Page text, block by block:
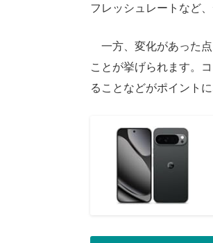
フレッシュレートなど
一方、変化があった点
ことが挙げられます。
ることなどがポイントに